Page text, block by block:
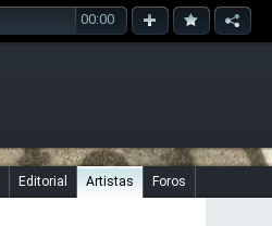
00:00
Editorial Artistas Foros